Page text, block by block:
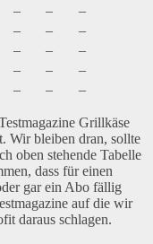
– –
–
– –
–
– –
–
– –
–
– – –
Grillkäse
Wir bleiben dran, sollte
oben stehende Tabelle
dass für einen
gar ein Abo fällig
auf die wir
daraus schlagen.